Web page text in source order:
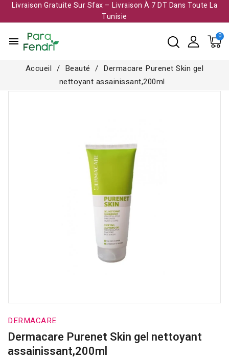
Livraison Gratuite Sur Sfax – Livraison À 7 DT Dans Toute La
Tunisie​
menu
Accueil Beauté
Dermacare Purenet Skin gel
nettoyant assainissant,200ml
DERMACARE
Dermacare Purenet Skin gel nettoyant
assainissant,200ml